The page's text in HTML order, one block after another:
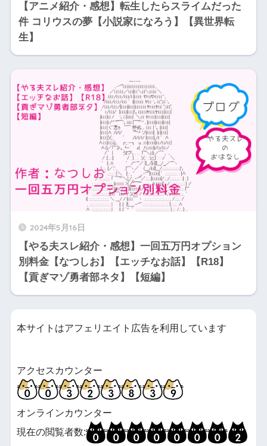
【アニメ紹介・感想】転生したらスライムだった
件 コリウスの夢【小説家になろう】【異世界転
生】
2024年5月16日
【やる夫スレ紹介・感想】一回五万円オプション
別料金【なつしお】【エッチなお話】【R18】
【貢ぎマゾ勇者部ネタ】【短編】
本サイトはアフェリエイト広告を利用しています
アクセスカウンター
オンラインカウンター
現在の閲覧者数: